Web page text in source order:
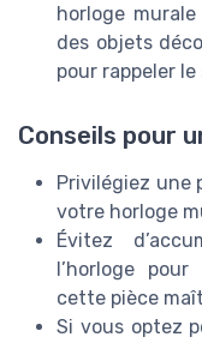
horloge
des objets
pour rappeler
Conseils pour
Privilégiez une
votre horloge
Évitez
l’horloge
cette pièce
Si vous optez